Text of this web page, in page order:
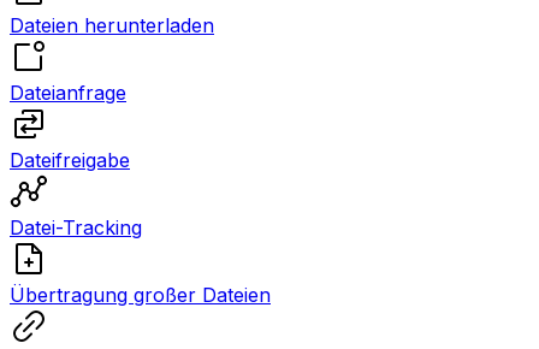
Dateien herunterladen
Dateianfrage
Dateifreigabe
Datei-Tracking
Übertragung großer Dateien